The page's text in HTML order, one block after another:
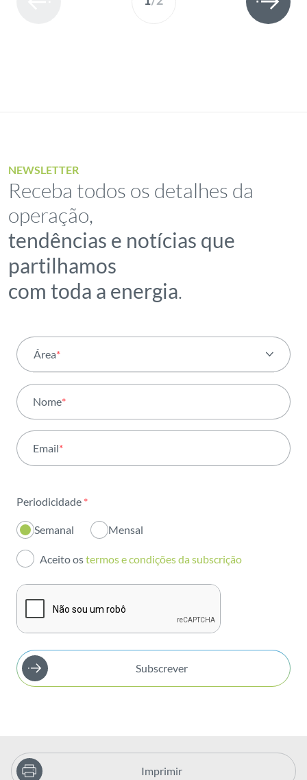
NEWSLETTER
Receba todos os detalhes da
operação,
tendências e notícias que
partilhamos
com toda a energia.
Área*
Atividade
Institucional
Inovação
Investidores
Publicações
Nome*
Email*
Periodicidade *
Semanal Mensal
Aceito ostermos e condições da subscrição
Subscrever
Imprimir